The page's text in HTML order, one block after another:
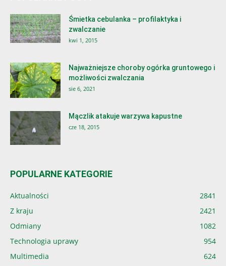
Śmietka cebulanka – profilaktyka i
zwalczanie
kwi 1, 2015
Najważniejsze choroby ogórka gruntowego i
możliwości zwalczania
sie 6, 2021
Mączlik atakuje warzywa kapustne
cze 18, 2015
POPULARNE KATEGORIE
Aktualności
2841
Z kraju
2421
Odmiany
1082
Technologia uprawy
954
Multimedia
624